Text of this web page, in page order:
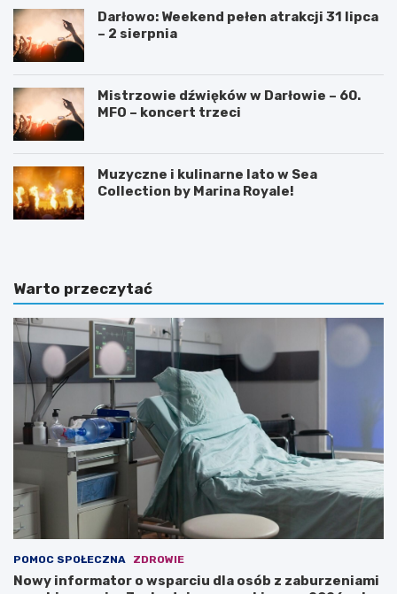
Darłowo: Weekend pełen atrakcji 31 lipca
– 2 sierpnia
Mistrzowie dźwięków w Darłowie – 60.
MFO – koncert trzeci
Muzyczne i kulinarne lato w Sea
Collection by Marina Royale!
Warto przeczytać
POMOC SPOŁECZNA ZDROWIE
Nowy informator o wsparciu dla osób z zaburzeniami